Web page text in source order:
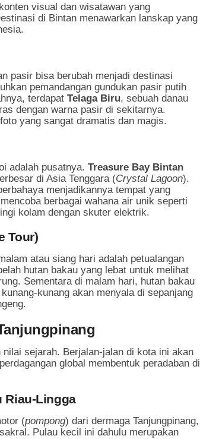
visual dan wisatawan yang
di Bintan menawarkan lanskap yang
pasir bisa berubah menjadi destinasi
pemandangan gundukan pasir putih
terdapat Telaga Biru, sebuah danau
dengan warna pasir di sekitarnya.
yang sangat dramatis dan magis.
adalah pusatnya. Treasure Bay Bintan
di Asia Tenggara (Crystal Lagoon).
menjadikannya tempat yang
berbagai wahana air unik seperti
kolam dengan skuter elektrik.
Tour)
atau siang hari adalah petualangan
hutan bakau yang lebat untuk melihat
Sementara di malam hari, hutan bakau
kunang akan menyala di sepanjang
sejarah. Berjalan-jalan di kota ini akan
global membentuk peradaban di
Riau-Lingga
(pompong) dari dermaga Tanjungpinang,
Pulau kecil ini dahulu merupakan